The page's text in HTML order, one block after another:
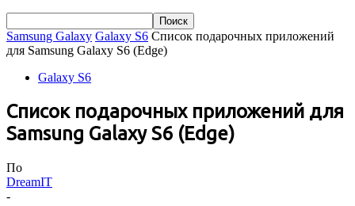
Samsung Galaxy Galaxy S6 Список подарочных приложений
для Samsung Galaxy S6 (Edge)
Galaxy S6
Список подарочных приложений для
Samsung Galaxy S6 (Edge)
По
DreamIT
-